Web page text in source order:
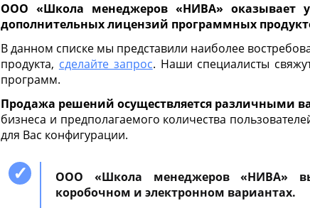
ООО «Школа менеджеров «НИВА» оказывает
дополнительных лицензий программных
В данном списке мы представили наиболее
продукта, сделайте запрос. Наши специалисты
программ.
Продажа решений осуществляется различными
бизнеса и предполагаемого количества
для Вас конфигурации.
ООО «Школа менеджеров «НИВА»
коробочном и электронном вариантах.